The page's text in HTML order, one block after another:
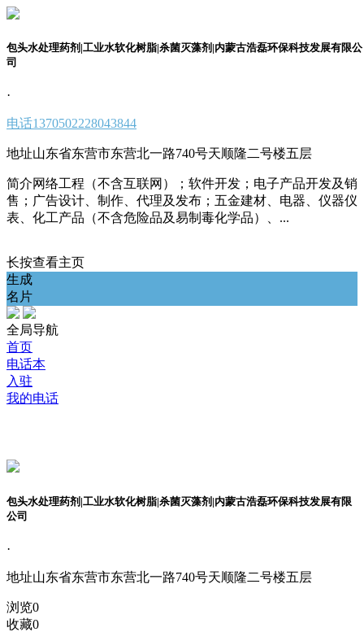
包头水处理药剂|工业水软化树脂|杀菌灭藻剂|内蒙古浩磊环保科技发展有限公
司
·
电话1370502228043844
地址山东省东营市东营北一路740号天顺隆二号楼五层
简介网络工程（不含互联网）；软件开发；电子产品开发及销
售；广告设计、制作、代理及发布；五金建材、电器、仪器仪
表、化工产品（不含危险品及易制毒化学品）、...
长按查看主页
生成
名片
全局导航
首页
电话本
入驻
我的电话
包头水处理药剂|工业水软化树脂|杀菌灭藻剂|内蒙古浩磊环保科技发展有限
公司
·
地址山东省东营市东营北一路740号天顺隆二号楼五层
浏览0
收藏0